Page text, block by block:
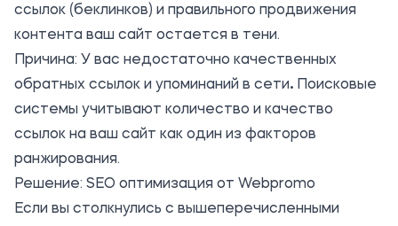
ссылок (беклинков) и правильного продвижения
контента ваш сайт остается в тени.
Причина: У вас недостаточно качественных
обратных ссылок и упоминаний в сети. Поисковые
системы учитывают количество и качество
ссылок на ваш сайт как один из факторов
ранжирования.
Решение: SEO оптимизация от Webpromo
Если вы столкнулись с вышеперечисленными